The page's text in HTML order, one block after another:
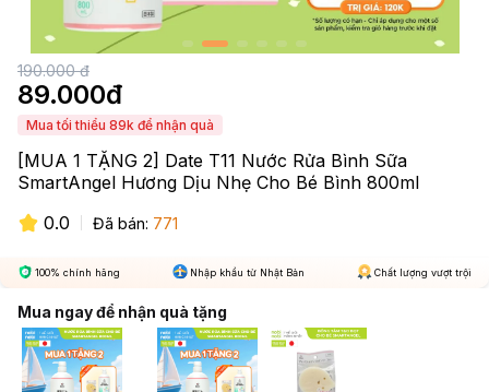
190.000đ
89.000đ
Mua tối thiểu 89k để nhận quà
[MUA 1 TẶNG 2] Date T11 Nước Rửa Bình Sữa
SmartAngel Hương Dịu Nhẹ Cho Bé Bình 800ml
0.0
Đã bán: 771
100% chính hãng Nhập khẩu từ Nhật Bản Chất lượng vượt trội
Mua ngay để nhận quà tặng